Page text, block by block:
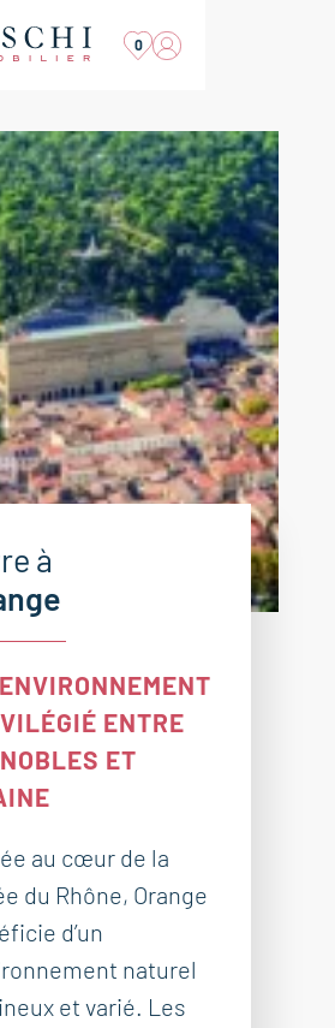
0
à
ENTRE
ET
au cœur de la
du Rhône, Orange
d’un
naturel
et varié. Les